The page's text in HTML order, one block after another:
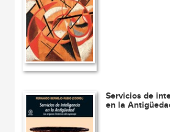
Servicios de
en la